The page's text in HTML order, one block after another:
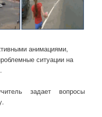
анимациями,
ситуации на
задает вопросы